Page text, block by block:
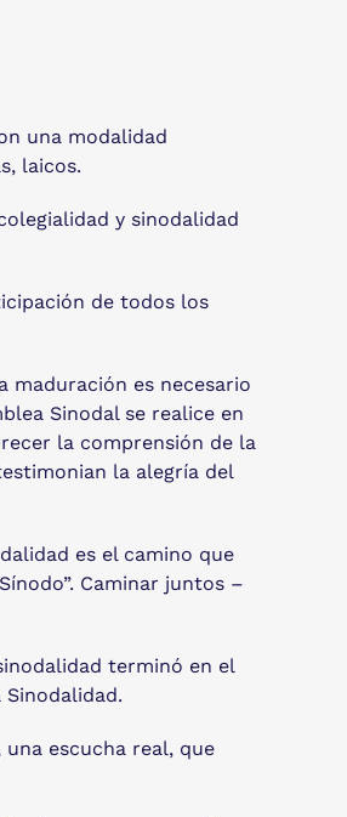
una modalidad
laicos.
y sinodalidad
de todos los
maduración es necesario
Sinodal se realice en
la comprensión de la
la alegría del
es el camino que
Caminar juntos –
terminó en el
escucha real, que